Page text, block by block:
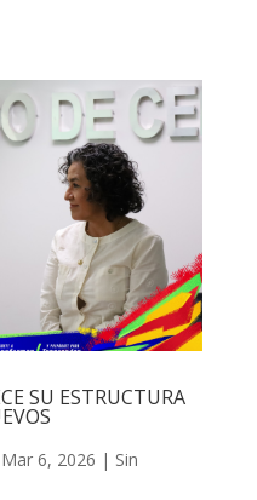
SU ESTRUCTURA
Mar 6, 2026 | Sin